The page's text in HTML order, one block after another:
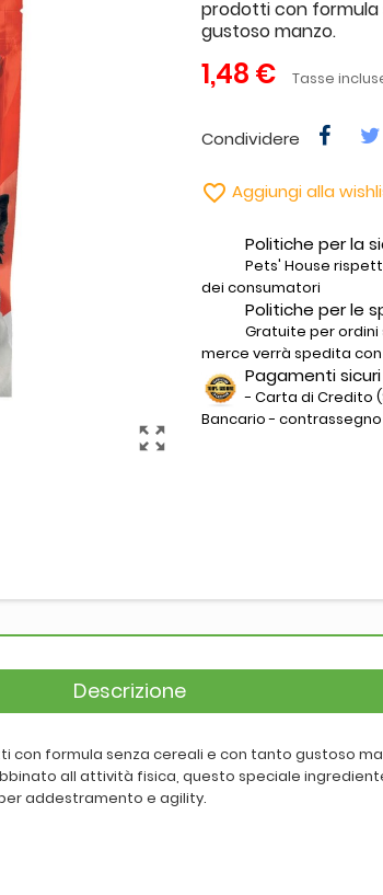
zoom_out_map
prodotti con
gustoso manzo.
1,48 € Tasse
Condividere
 Aggiungi alla
Politiche per la
Pets' House
dei consumatori
Politiche per le
Gratuite per ordini
merce verrà spedita con
Pagamenti sicuri
- Carta di Credito
Bancario - contrassegno
Descrizione
con formula senza cereali e con tanto gustoso
all attività fisica, questo speciale
addestramento e agility.